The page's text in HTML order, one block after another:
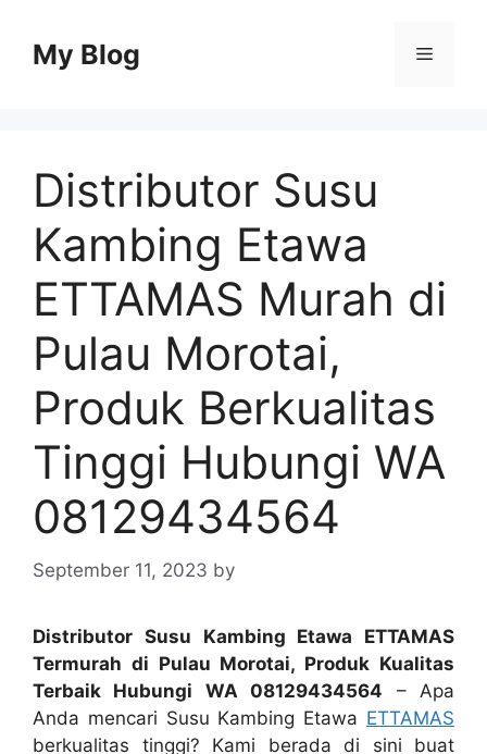
contentMy Blog Menu
Distributor Susu
Kambing Etawa
ETTAMAS Murah di
Pulau Morotai,
Produk Berkualitas
Tinggi Hubungi WA
08129434564
September 11, 2023 by
Distributor Susu Kambing Etawa ETTAMAS
Termurah di Pulau Morotai, Produk Kualitas
Terbaik Hubungi WA 08129434564 – Apa
Anda mencari Susu Kambing Etawa ETTAMAS
berkualitas tinggi? Kami berada di sini buat